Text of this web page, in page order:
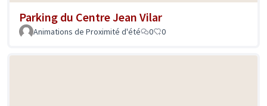
Parking du Centre Jean Vilar
Animations de Proximité d'été 0 0